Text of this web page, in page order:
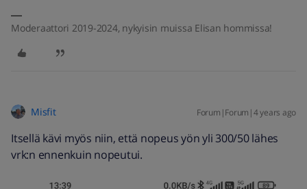
Moderaattori 2019-2024, nykyisin muissa Elisan hommissa!
Misfit Forum|Forum|4 years ago
Itsellä kävi myös niin, että nopeus yön yli 300/50 lähes
vrk:n ennenkuin nopeutui.